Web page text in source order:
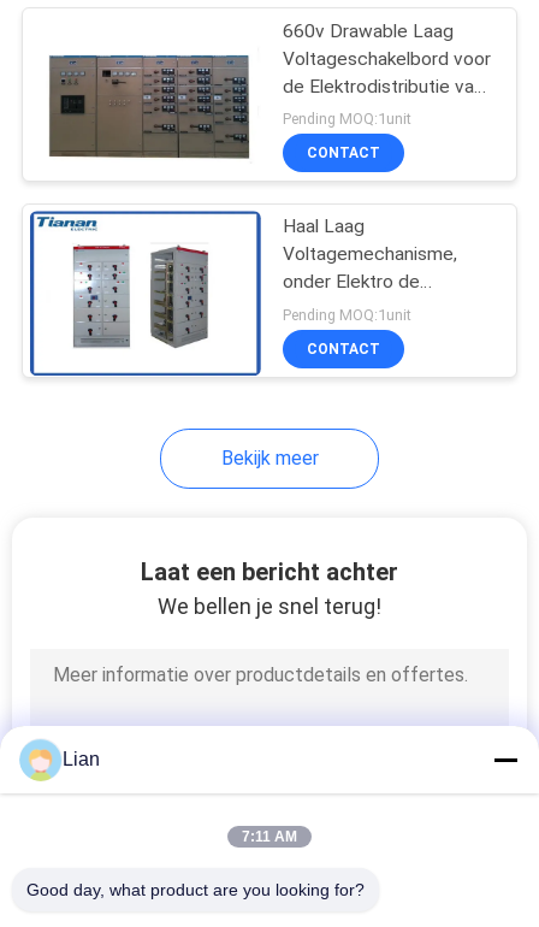
660v Drawable Laag
Voltageschakelbord voor
de Elektrodistributie van
de Schakelaarmacht
Pending MOQ:1unit
CONTACT
Haal Laag
Voltagemechanisme,
onder Elektro de
Distributiecomité van
4000a te voorschijn
Pending MOQ:1unit
CONTACT
Bekijk meer
Laat een bericht achter
We bellen je snel terug!
Lian
7:11 AM
Good day, what product are you looking for?